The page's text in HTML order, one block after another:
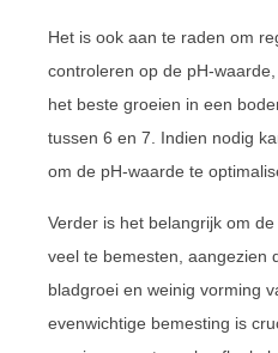
Het is ook aan te raden om
controleren op de pH-
het beste groeien in een
tussen 6 en 7. Indien nodig
om de pH-waarde te
Verder is het belangrijk om
veel te bemesten, aangezien
bladgroei en weinig vorming
evenwichtige bemesting is